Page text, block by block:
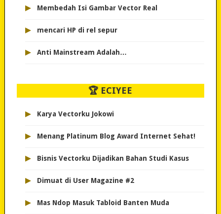
▸ Membedah Isi Gambar Vector Real
▸ mencari HP di rel sepur
▸ Anti Mainstream Adalah…
🏆 ECIYEE
▸ Karya Vectorku Jokowi
▸ Menang Platinum Blog Award Internet Sehat!
▸ Bisnis Vectorku Dijadikan Bahan Studi Kasus
▸ Dimuat di User Magazine #2
▸ Mas Ndop Masuk Tabloid Banten Muda